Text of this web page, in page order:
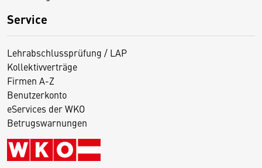
Service
Lehrabschlussprüfung / LAP
Kollektivverträge
Firmen A-Z
Benutzerkonto
eServices der WKO
Betrugswarnungen